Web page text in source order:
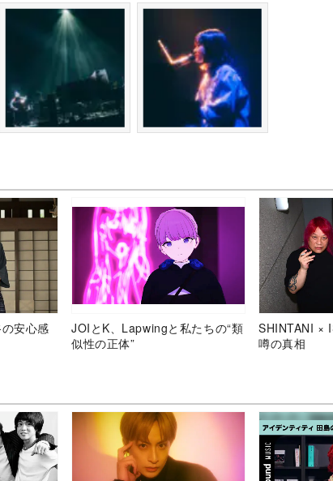
安心感
JOIとK、Lapwingと私たちの“類
似性の正体”
SHINTANI ×
噂の真相